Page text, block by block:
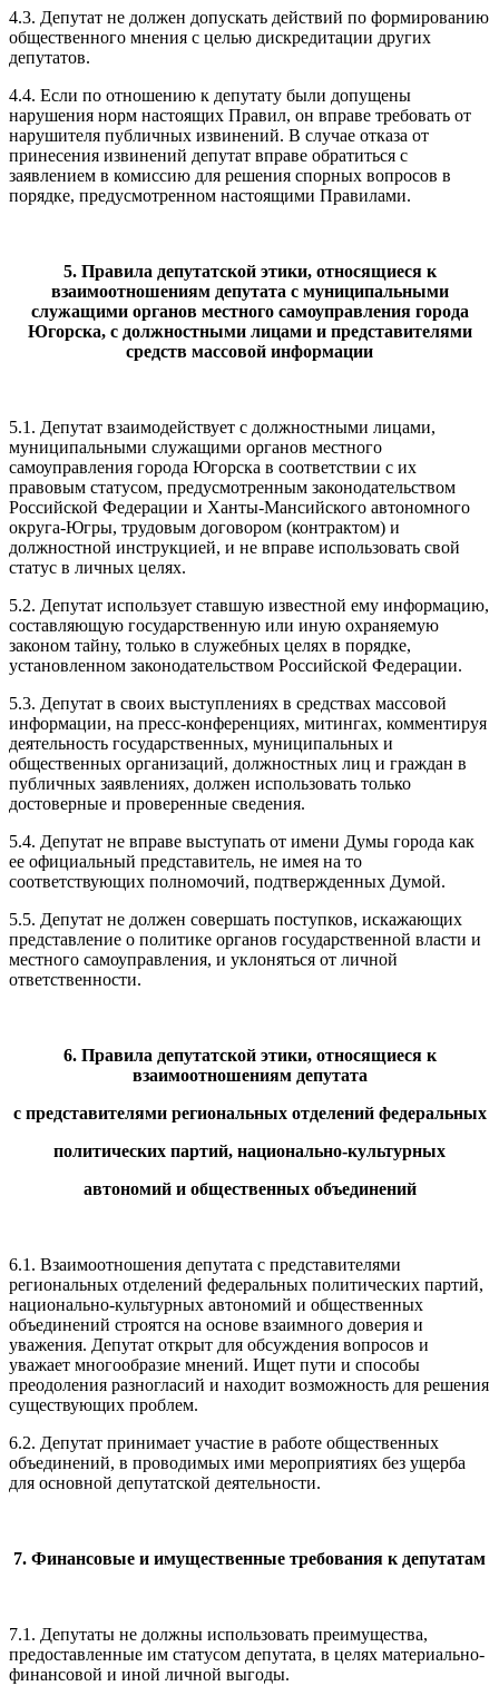
4.3. Депутат не должен допускать действий по формированию
общественного мнения с целью дискредитации других
депутатов.
4.4. Если по отношению к депутату были допущены
нарушения норм настоящих Правил, он вправе требовать от
нарушителя публичных извинений. В случае отказа от
принесения извинений депутат вправе обратиться с
заявлением в комиссию для решения спорных вопросов в
порядке, предусмотренном настоящими Правилами.
5. Правила депутатской этики, относящиеся к
взаимоотношениям депутата с муниципальными
служащими органов местного самоуправления города
Югорска, с должностными лицами и представителями
средств массовой информации
5.1. Депутат взаимодействует с должностными лицами,
муниципальными служащими органов местного
самоуправления города Югорска в соответствии с их
правовым статусом, предусмотренным законодательством
Российской Федерации и Ханты-Мансийского автономного
округа-Югры, трудовым договором (контрактом) и
должностной инструкцией, и не вправе использовать свой
статус в личных целях.
5.2. Депутат использует ставшую известной ему информацию,
составляющую государственную или иную охраняемую
законом тайну, только в служебных целях в порядке,
установленном законодательством Российской Федерации.
5.3. Депутат в своих выступлениях в средствах массовой
информации, на пресс-конференциях, митингах, комментируя
деятельность государственных, муниципальных и
общественных организаций, должностных лиц и граждан в
публичных заявлениях, должен использовать только
достоверные и проверенные сведения.
5.4. Депутат не вправе выступать от имени Думы города как
ее официальный представитель, не имея на то
соответствующих полномочий, подтвержденных Думой.
5.5. Депутат не должен совершать поступков, искажающих
представление о политике органов государственной власти и
местного самоуправления, и уклоняться от личной
ответственности.
6. Правила депутатской этики, относящиеся к
взаимоотношениям депутата
с представителями региональных отделений федеральных
политических партий, национально-культурных
автономий и общественных объединений
6.1. Взаимоотношения депутата с представителями
региональных отделений федеральных политических партий,
национально-культурных автономий и общественных
объединений строятся на основе взаимного доверия и
уважения. Депутат открыт для обсуждения вопросов и
уважает многообразие мнений. Ищет пути и способы
преодоления разногласий и находит возможность для решения
существующих проблем.
6.2. Депутат принимает участие в работе общественных
объединений, в проводимых ими мероприятиях без ущерба
для основной депутатской деятельности.
7. Финансовые и имущественные требования к депутатам
7.1. Депутаты не должны использовать преимущества,
предоставленные им статусом депутата, в целях материально-
финансовой и иной личной выгоды.